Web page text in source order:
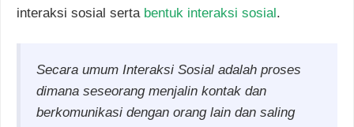
interaksi sosial serta bentuk interaksi sosial.
Secara umum Interaksi Sosial adalah proses
dimana seseorang menjalin kontak dan
berkomunikasi dengan orang lain dan saling